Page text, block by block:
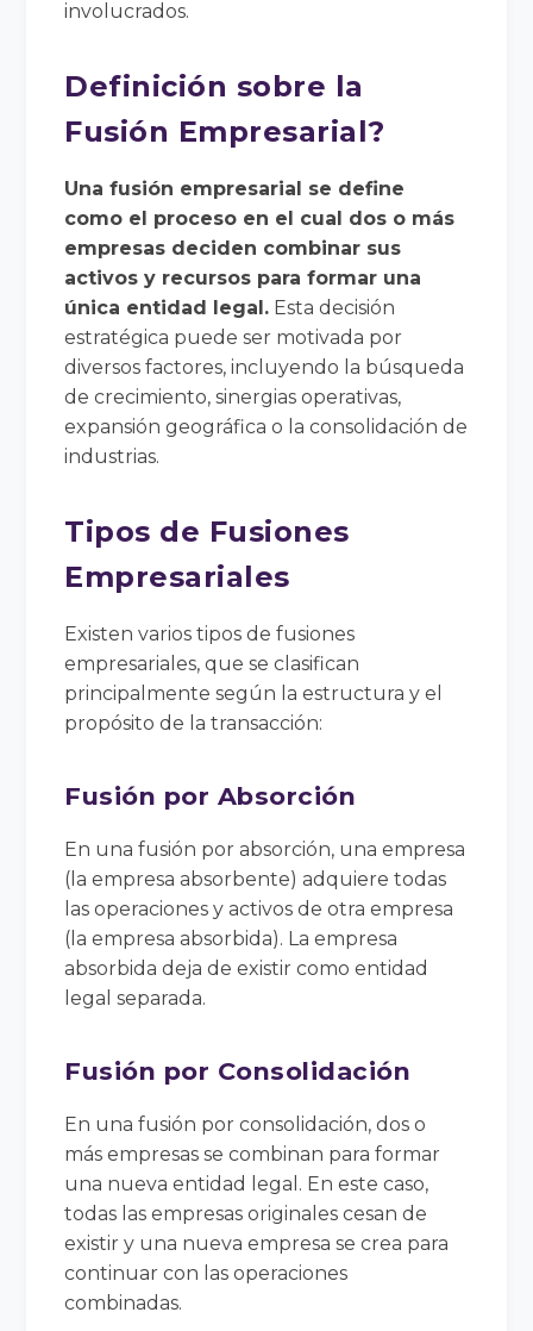
involucrados.
Definición sobre la
Fusión Empresarial?
Una fusión empresarial se define
como el proceso en el cual dos o más
empresas deciden combinar sus
activos y recursos para formar una
única entidad legal. Esta decisión
estratégica puede ser motivada por
diversos factores, incluyendo la búsqueda
de crecimiento, sinergias operativas,
expansión geográfica o la consolidación de
industrias.
Tipos de Fusiones
Empresariales
Existen varios tipos de fusiones
empresariales, que se clasifican
principalmente según la estructura y el
propósito de la transacción:
Fusión por Absorción
En una fusión por absorción, una empresa
(la empresa absorbente) adquiere todas
las operaciones y activos de otra empresa
(la empresa absorbida). La empresa
absorbida deja de existir como entidad
legal separada.
Fusión por Consolidación
En una fusión por consolidación, dos o
más empresas se combinan para formar
una nueva entidad legal. En este caso,
todas las empresas originales cesan de
existir y una nueva empresa se crea para
continuar con las operaciones
combinadas.